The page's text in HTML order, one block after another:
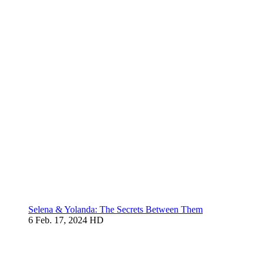
Selena & Yolanda: The Secrets Between Them
6 Feb. 17, 2024 HD